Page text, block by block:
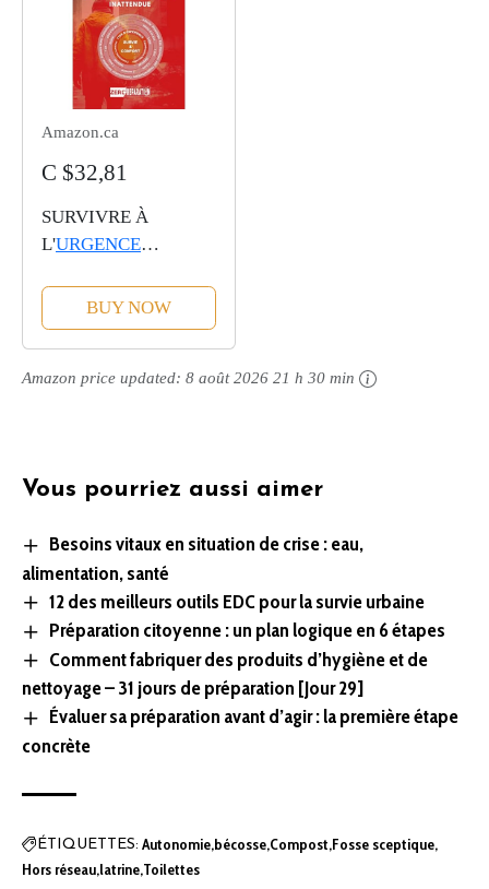
Amazon.ca
C $32,81
SURVIVRE À
L'URGENCE
BUY NOW
Amazon price updated: 8 août 2026 21 h 30 min
Vous pourriez aussi aimer
Besoins vitaux en situation de crise : eau,
alimentation, santé
12 des meilleurs outils EDC pour la survie urbaine
Préparation citoyenne : un plan logique en 6 étapes
Comment fabriquer des produits d’hygiène et de
nettoyage – 31 jours de préparation [Jour 29]
Évaluer sa préparation avant d’agir : la première étape
concrète
ÉTIQUETTES: Autonomie bécosse Compost Fosse sceptique
Hors réseau latrine Toilettes